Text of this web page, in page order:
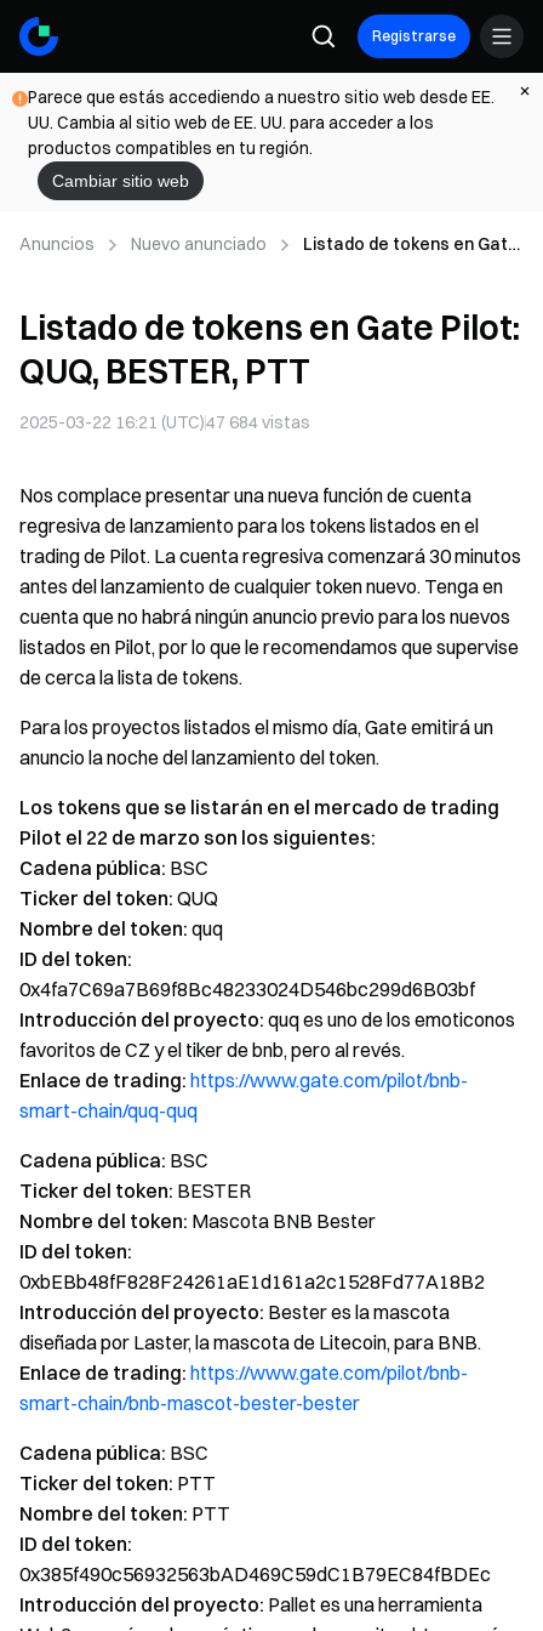
Registrarse
Parece que estás accediendo a nuestro sitio web desde EE.
UU. Cambia al sitio web de EE. UU. para acceder a los
productos compatibles en tu región.
Cambiar sitio web
Anuncios Nuevo anunciado
Listado de tokens en Gate
Listado de tokens en Gate Pilot:
QUQ, BESTER, PTT
2025-03-22 16:21 (UTC)47 684vistas
Nos complace presentar una nueva función de cuenta
regresiva de lanzamiento para los tokens listados en el
trading de Pilot. La cuenta regresiva comenzará 30 minutos
antes del lanzamiento de cualquier token nuevo. Tenga en
cuenta que no habrá ningún anuncio previo para los nuevos
listados en Pilot, por lo que le recomendamos que supervise
de cerca la lista de tokens.
Para los proyectos listados el mismo día, Gate emitirá un
anuncio la noche del lanzamiento del token.
Los tokens que se listarán en el mercado de trading
Pilot el 22 de marzo son los siguientes:
Cadena pública: BSC
Ticker del token: QUQ
Nombre del token: quq
ID del token:
0x4fa7C69a7B69f8Bc48233024D546bc299d6B03bf
Introducción del proyecto: quq es uno de los emoticonos
favoritos de CZ y el tiker de bnb, pero al revés.
Enlace de trading: https://www.gate.com/pilot/bnb-
smart-chain/quq-quq
Cadena pública: BSC
Ticker del token: BESTER
Nombre del token: Mascota BNB Bester
ID del token:
0xbEBb48fF828F24261aE1d161a2c1528Fd77A18B2
Introducción del proyecto: Bester es la mascota
diseñada por Laster, la mascota de Litecoin, para BNB.
Enlace de trading: https://www.gate.com/pilot/bnb-
smart-chain/bnb-mascot-bester-bester
Cadena pública: BSC
Ticker del token: PTT
Nombre del token: PTT
ID del token:
0x385f490c56932563bAD469C59dC1B79EC84fBDEc
Introducción del proyecto: Pallet es una herramienta